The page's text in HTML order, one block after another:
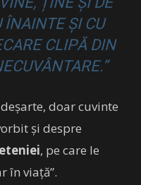
ÎNAINTE ȘI CU
CLIPĂ DIN
doar cuvinte
și despre
, pe care le
în viață”.